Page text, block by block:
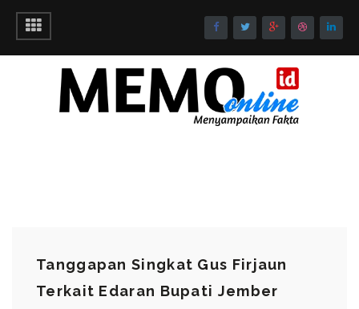
Tanggapan Singkat Gus Firjaun
Terkait Edaran Bupati Jember